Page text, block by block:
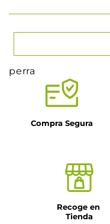
★ ★★★
Tu nombre
Dirección de email
perra
Compra Segura
Recoge en
Tienda